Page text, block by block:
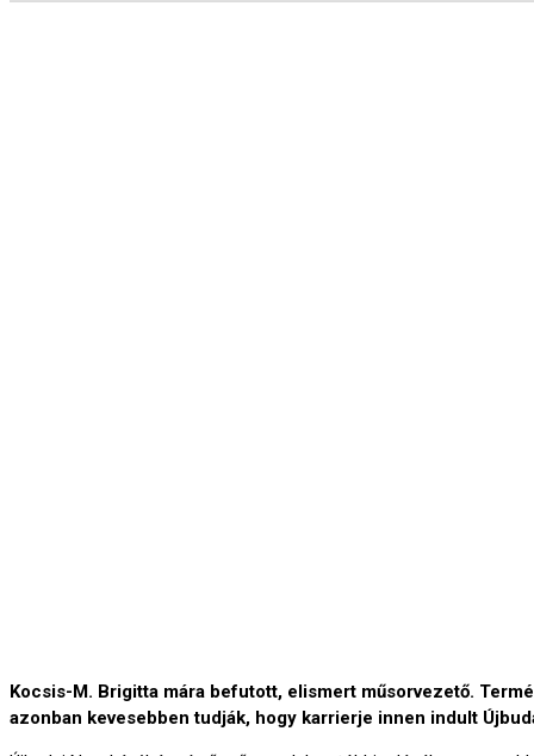
Kocsis-M. Brigitta mára befutott, elismert műsorvezető.
azonban kevesebben tudják, hogy karrierje innen indult